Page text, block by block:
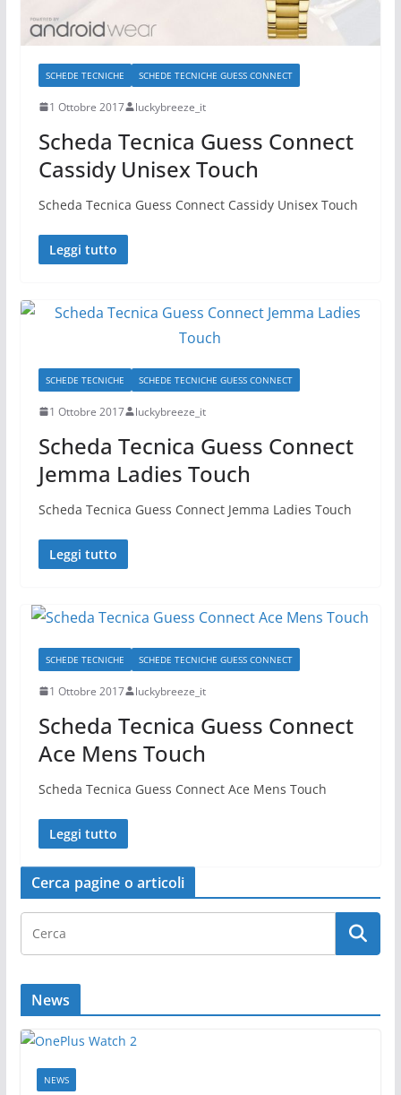
SCHEDE TECNICHE SCHEDE TECNICHE GUESS CONNECT
1 Ottobre 2017 luckybreeze_it
Scheda Tecnica Guess Connect
Cassidy Unisex Touch
Scheda Tecnica Guess Connect Cassidy Unisex Touch
Leggi tutto
SCHEDE TECNICHE SCHEDE TECNICHE GUESS CONNECT
1 Ottobre 2017 luckybreeze_it
Scheda Tecnica Guess Connect
Jemma Ladies Touch
Scheda Tecnica Guess Connect Jemma Ladies Touch
Leggi tutto
SCHEDE TECNICHE SCHEDE TECNICHE GUESS CONNECT
1 Ottobre 2017 luckybreeze_it
Scheda Tecnica Guess Connect
Ace Mens Touch
Scheda Tecnica Guess Connect Ace Mens Touch
Leggi tutto
Cerca pagine o articoli
News
NEWS